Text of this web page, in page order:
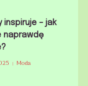
– jak
naprawdę
Moda